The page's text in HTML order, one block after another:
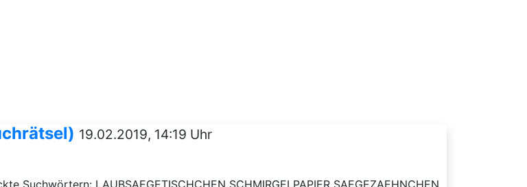
19.02.2019, 14:19 Uhr
Suchwörtern: LAUBSAEGETISCHCHEN SCHMIRGELPAPIER SAEGEZAEHNCHEN